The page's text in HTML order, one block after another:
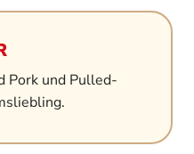
Pork und Pulled-